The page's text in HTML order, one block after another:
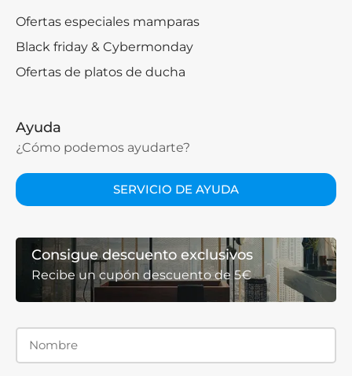
Ofertas especiales mamparas
Black friday & Cybermonday
Ofertas de platos de ducha
Ayuda
¿Cómo podemos ayudarte?
SERVICIO DE AYUDA
Consigue descuento exclusivos
Recibe un cupón descuento de 5€